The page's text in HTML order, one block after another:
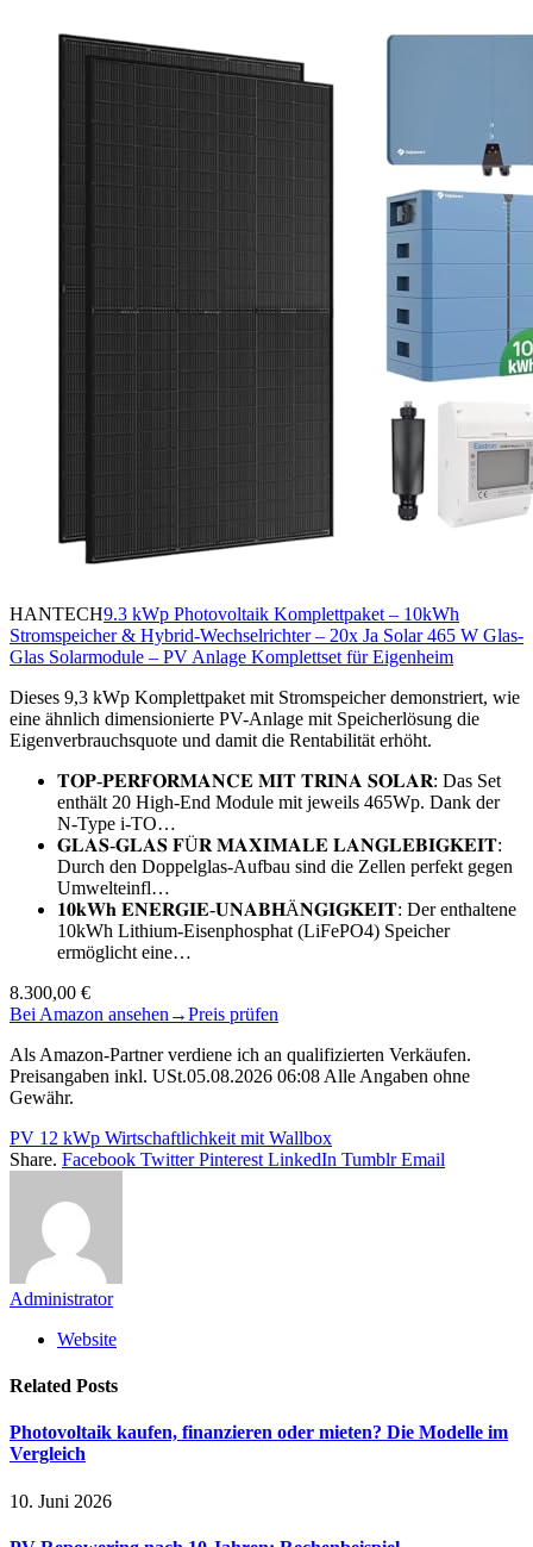
HANTECH9.3 kWp Photovoltaik Komplettpaket – 10kWh
Stromspeicher & Hybrid-Wechselrichter – 20x Ja Solar 465 W Glas-
Glas Solarmodule – PV Anlage Komplettset für Eigenheim
Dieses 9,3 kWp Komplettpaket mit Stromspeicher demonstriert, wie
eine ähnlich dimensionierte PV-Anlage mit Speicherlösung die
Eigenverbrauchsquote und damit die Rentabilität erhöht.
𝐓𝐎𝐏-𝐏𝐄𝐑𝐅𝐎𝐑𝐌𝐀𝐍𝐂𝐄 𝐌𝐈𝐓 𝐓𝐑𝐈𝐍𝐀 𝐒𝐎𝐋𝐀𝐑: Das Set
enthält 20 High-End Module mit jeweils 465Wp. Dank der
N-Type i-TO…
𝐆𝐋𝐀𝐒-𝐆𝐋𝐀𝐒 𝐅Ü𝐑 𝐌𝐀𝐗𝐈𝐌𝐀𝐋𝐄 𝐋𝐀𝐍𝐆𝐋𝐄𝐁𝐈𝐆𝐊𝐄𝐈𝐓:
Durch den Doppelglas-Aufbau sind die Zellen perfekt gegen
Umwelteinfl…
𝟏𝟎𝐤𝐖𝐡 𝐄𝐍𝐄𝐑𝐆𝐈𝐄-𝐔𝐍𝐀𝐁𝐇Ä𝐍𝐆𝐈𝐆𝐊𝐄𝐈𝐓: Der enthaltene
10kWh Lithium-Eisenphosphat (LiFePO4) Speicher
ermöglicht eine…
8.300,00 €
Bei Amazon ansehen →Preis prüfen
Als Amazon-Partner verdiene ich an qualifizierten Verkäufen.
Preisangaben inkl. USt.05.08.2026 06:08 Alle Angaben ohne
Gewähr.
PV 12 kWp Wirtschaftlichkeit mit Wallbox
Share. Facebook Twitter Pinterest LinkedIn Tumblr Email
Administrator
Website
Related Posts
Photovoltaik kaufen, finanzieren oder mieten? Die Modelle im
Vergleich
10. Juni 2026